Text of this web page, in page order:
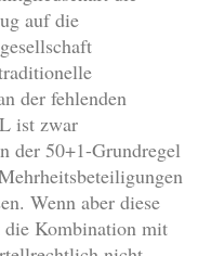
auf die
der fehlenden
ist zwar
der 50+1-Grundregel
Wenn aber diese
die Kombination mit